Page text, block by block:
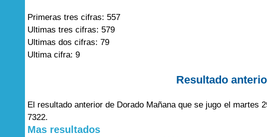
Primeras tres cifras: 557
Ultimas tres cifras: 579
Ultimas dos cifras: 79
Ultima cifra: 9
Resultado
El resultado anterior de Dorado Mañana que se jugo el martes
7322.
Mas resultados